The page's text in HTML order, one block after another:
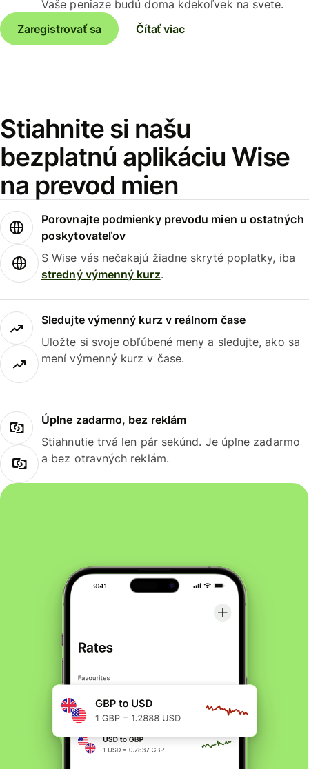
Vaše peniaze budú doma kdekoľvek na svete.
Zaregistrovať sa
Čítať viac
Stiahnite si našu
bezplatnú aplikáciu Wise
na prevod mien
Porovnajte podmienky prevodu mien u ostatných
poskytovateľov
S Wise vás nečakajú žiadne skryté poplatky, iba
stredný výmenný kurz.
Sledujte výmenný kurz v reálnom čase
Uložte si svoje obľúbené meny a sledujte, ako sa
mení výmenný kurz v čase.
Úplne zadarmo, bez reklám
Stiahnutie trvá len pár sekúnd. Je úplne zadarmo
a bez otravných reklám.